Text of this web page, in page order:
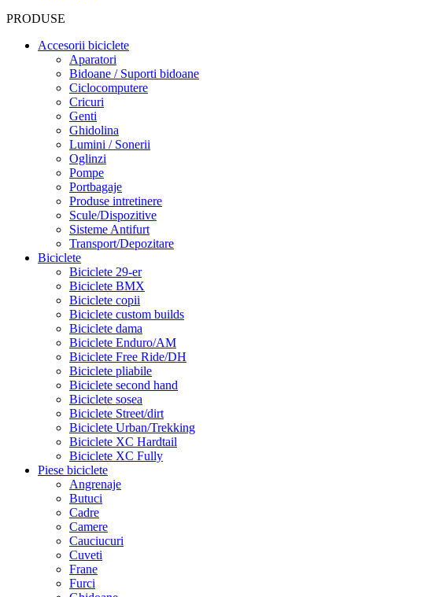
PRODUSE
Accesorii biciclete
Aparatori
Bidoane / Suporti bidoane
Ciclocomputere
Cricuri
Genti
Ghidolina
Lumini / Sonerii
Oglinzi
Pompe
Portbagaje
Produse intretinere
Scule/Dispozitive
Sisteme Antifurt
Transport/Depozitare
Biciclete
Biciclete 29-er
Biciclete BMX
Biciclete copii
Biciclete custom builds
Biciclete dama
Biciclete Enduro/AM
Biciclete Free Ride/DH
Biciclete pliabile
Biciclete second hand
Biciclete sosea
Biciclete Street/dirt
Biciclete Urban/Trekking
Biciclete XC Hardtail
Biciclete XC Fully
Piese biciclete
Angrenaje
Butuci
Cadre
Camere
Cauciucuri
Cuveti
Frane
Furci